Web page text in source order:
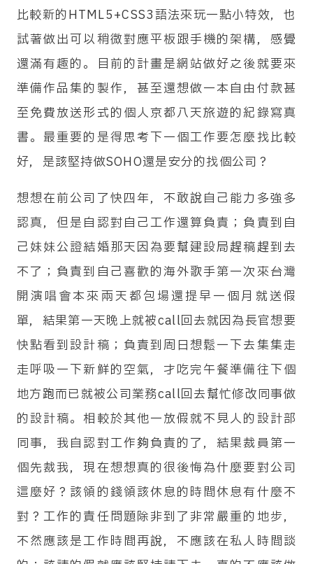
處理海外團的事務，所以我只知道台灣好像就是一
人包下領跟導的工作這樣。我們這團的翻譯大姊可
歷史淵源並不是很了解，相比之下我這個在台灣廢
比較新的HTML5+CSS3語法來玩一點小特效，也
試著做出可以稍微對應平板跟手機的架構，感覺
還滿有趣的。目前的計畫是網站做好之後就要來
準備作品集的製作，甚至還想做一本自由付款甚
至免費放送形式的個人京都八天旅遊的紀錄寫真
書。最重要的是得思考下一個工作要怎麼找比較
好，是該堅持做SOHO還是安分的找個公司？
想想在前公司了快四年，不敢說自己能力多強多
認真，但是自認對自己工作還算負責；負責到自
己妹妹公證結婚那天因為要幫建設局趕稿趕到去
不了；負責到自己喜歡的海外歌手第一次來台灣
開演唱會本來兩天都包場還提早一個月就送假
單，結果第一天晚上就被call回去就因為長官想要
快點看到設計稿；負責到周日想鬆一下去集集走
走呼吸一下新鮮的空氣，才吃完午餐準備往下個
地方跑而已就被公司業務call回去幫忙修改同事做
的設計稿。相較於其他一放假就不見人的設計部
同事，我自認對工作夠負責的了，結果裁員第一
個先裁我，現在想想真的很後悔為什麼要對公司
這麼好？該領的錢領該休息的時間休息有什麼不
對？工作的責任問題除非到了非常嚴重的地步，
不然應該是工作時間再說，不應該在私人時間談